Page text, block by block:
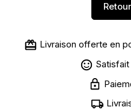
Livraison offerte en